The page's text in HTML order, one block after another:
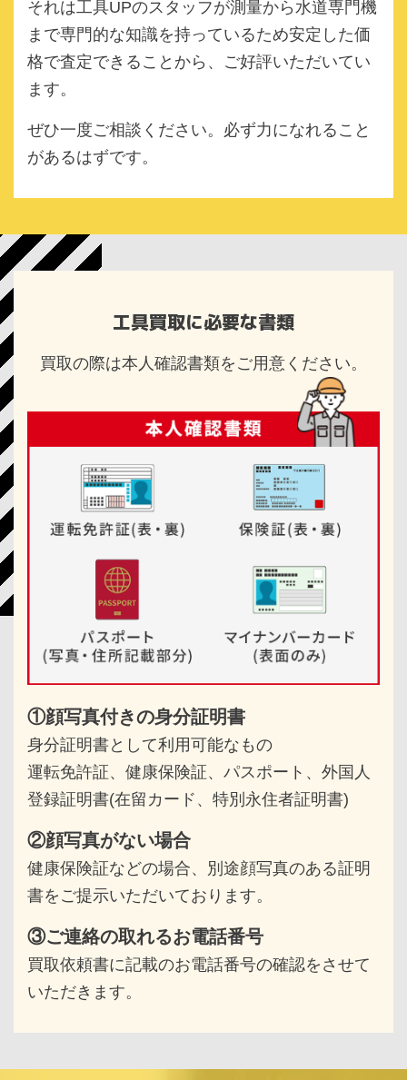
それは工具UPのスタッフが測量から水道専門機
まで専門的な知識を持っているため安定した価
格で査定できることから、ご好評いただいてい
ます。
ぜひ一度ご相談ください。必ず力になれること
があるはずです。
工具買取に必要な書類
買取の際は本人確認書類をご用意ください。
①顔写真付きの身分証明書
身分証明書として利用可能なもの
運転免許証、健康保険証、パスポート、 外国人
登録証明書(在留カード、特別永住者証明書)
②顔写真がない場合
健康保険証などの場合、別途顔写真のある証明
書をご提示いただいております。
③ご連絡の取れるお電話番号
買取依頼書に記載のお電話番号の確認をさせて
いただきます。